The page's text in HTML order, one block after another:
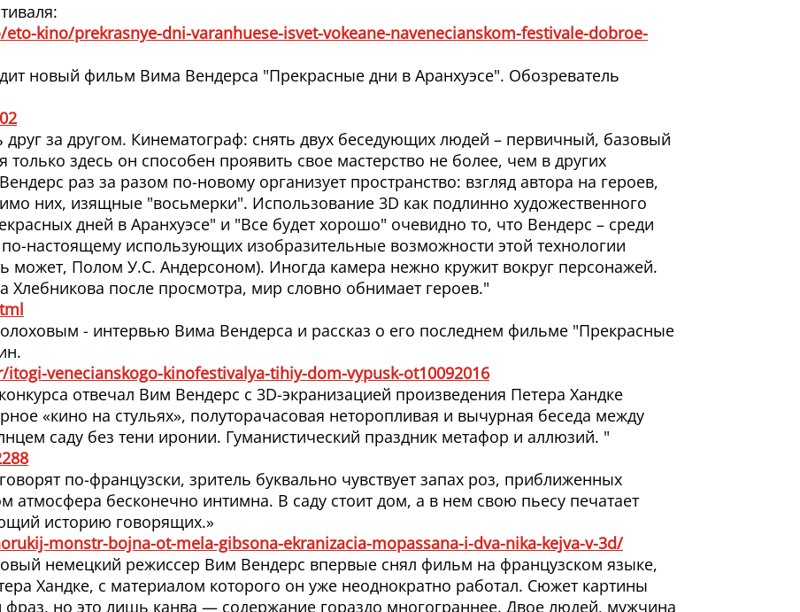
kino/prekrasnye-dni-varanhuese-isvet-vokeane-navenecianskom-festivale-dobroe-
новый фильм Вима Вендерса "Прекрасные дни в Аранхуэсе". Обозреватель
друг за другом. Кинематограф: снять двух беседующих людей – первичный, базовый
здесь он способен проявить свое мастерство не более, чем в других
раз за разом по-новому организует пространство: взгляд автора на героев,
них, изящные "восьмерки". Использование 3D как подлинно художественного
дней в Аранхуэсе" и "Все будет хорошо" очевидно то, что Вендерс – среди
настоящему использующих изобразительные возможности этой технологии
Полом У.С. Андерсоном). Иногда камера нежно кружит вокруг персонажей.
Хлебникова после просмотра, мир словно обнимает героев."
- интервью Вима Вендерса и рассказ о его последнем фильме "Прекрасные
venecianskogo-kinofestivalya-tihiy-dom-vypusk-ot10092016
отвечал Вим Вендерс с 3D-экранизацией произведения Петера Хандке
«кино на стульях», полуторачасовая неторопливая и вычурная беседа между
саду без тени иронии. Гуманистический праздник метафор и аллюзий. "
по-французски, зритель буквально чувствует запах роз, приближенных
атмосфера бесконечно интимна. В саду стоит дом, а в нем свою пьесу печатает
историю говорящих.»
monstr-bojna-ot-mela-gibsona-ekranizacia-mopassana-i-dva-nika-kejva-v-3d/
немецкий режиссер Вим Вендерс впервые снял фильм на французском языке,
Хандке, с материалом которого он уже неоднократно работал. Сюжет картины
фраз, но это лишь канва — содержание гораздо многограннее. Двое людей, мужчина